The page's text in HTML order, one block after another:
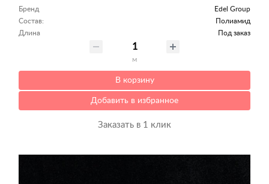
Бренд
Edel Group
Состав:
Полиамид
Длина
Под заказ
м
В корзину
Добавить в избранное
Заказать в 1 клик